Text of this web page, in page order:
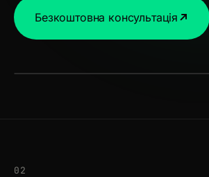
БлогБезкоштовна консультація
02